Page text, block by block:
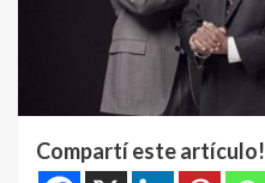
Compartí este artículo!